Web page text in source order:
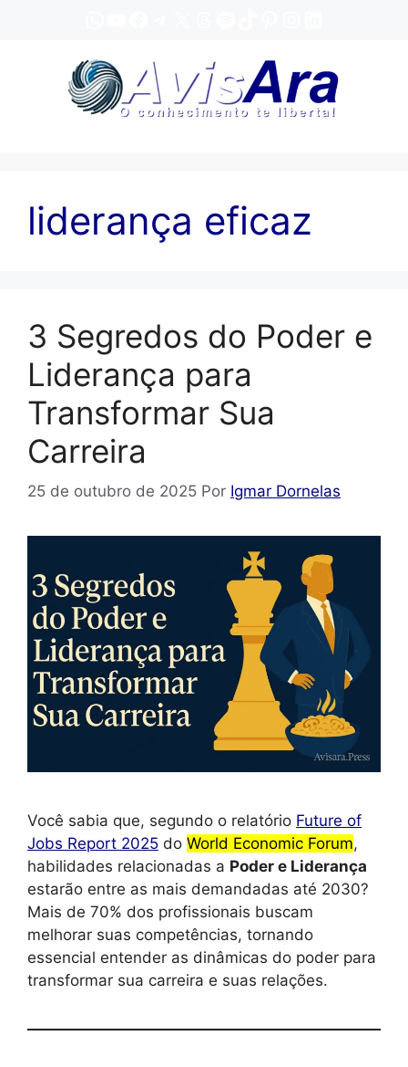
liderança eficaz
3 Segredos do Poder e
Liderança para
Transformar Sua
Carreira
25 de outubro de 2025 Por Igmar Dornelas
Você sabia que, segundo o relatório Future of
Jobs Report 2025 do World Economic Forum,
habilidades relacionadas a Poder e Liderança
estarão entre as mais demandadas até 2030?
Mais de 70% dos profissionais buscam
melhorar suas competências, tornando
essencial entender as dinâmicas do poder para
transformar sua carreira e suas relações.